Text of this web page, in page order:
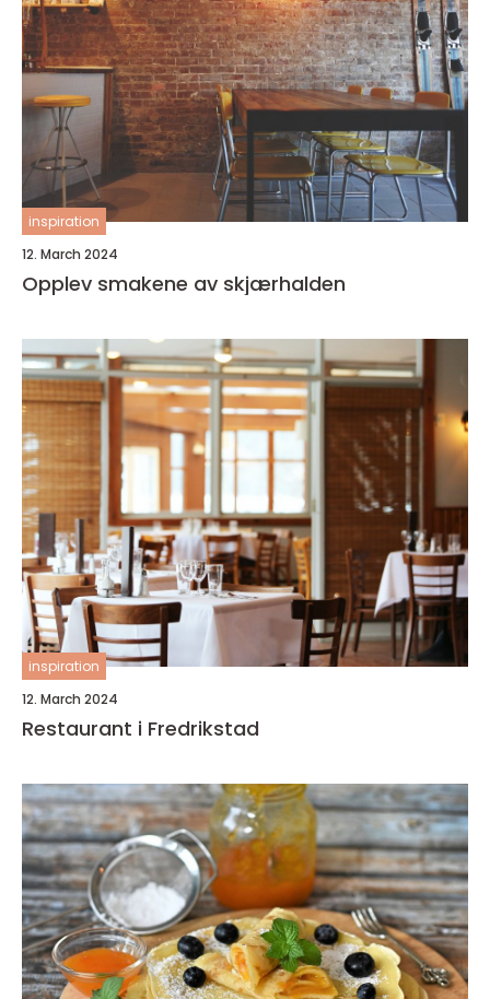
inspiration
12. March 2024
Opplev smakene av skjærhalden
inspiration
12. March 2024
Restaurant i Fredrikstad